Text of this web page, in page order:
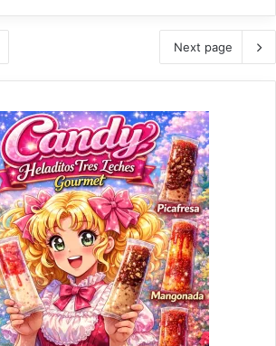
Next page